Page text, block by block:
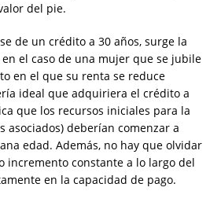
del pie.
de un crédito a 30 años, surge la
el caso de una mujer que se jubile
en el que su renta se reduce
ideal que adquiriera el crédito a
que los recursos iniciales para la
asociados) deberían comenzar a
edad. Además, no hay que olvidar
incremento constante a lo largo del
en la capacidad de pago.